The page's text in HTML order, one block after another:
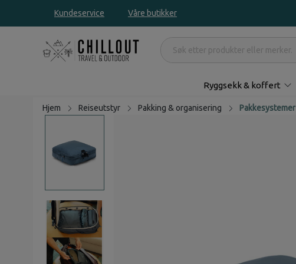
Kundeservice Våre butikker
Ryggsekk & koffert
Hjem Reiseutstyr Pakking & organisering Pakkesystemer